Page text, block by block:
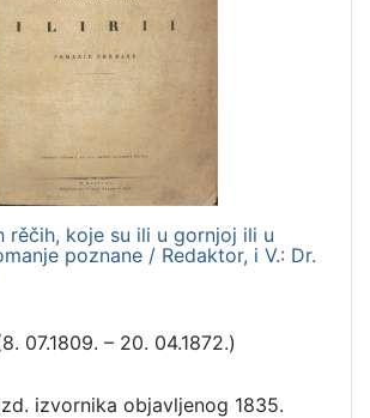
rěčih, koje su ili u gornjoj ili u
poznane / Redaktor, i V.: Dr.
07.1809. – 20. 04.1872.)
izvornika objavljenog 1835.